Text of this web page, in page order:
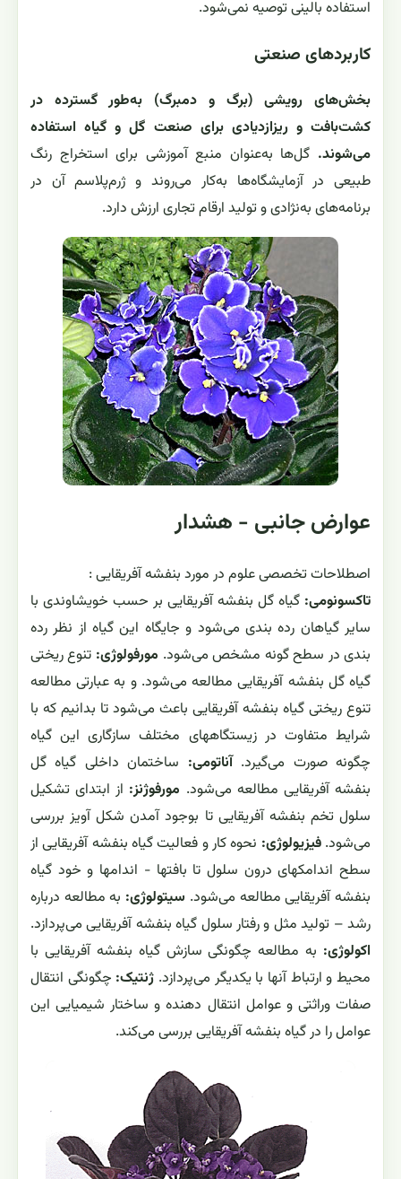
خواص و کاربردهای دارویی و صنعتی
کاربردهای دارویی و داروسازی
برای Saintpaulia ionantha کاربرد درمانی تأییدشده‌ای
گزارش نشده است.بااین‌حال، ترکیبات رنگیزه‌ای گل‌ها
(آنتوسیانین‌ها) در پژوهش‌ها برای سنجش ظرفیت
آنتی‌اکسیدانی و پتانسیل رنگ‌های طبیعی بررسی شده‌اند؛
استفاده بالینی توصیه نمی‌شود.
کاربردهای صنعتی
بخش‌های رویشی (برگ و دمبرگ) به‌طور گسترده در
کشت‌بافت و ریزازدیادی برای صنعت گل و گیاه استفاده
می‌شوند.گل‌ها به‌عنوان منبع آموزشی برای استخراج رنگ
طبیعی در آزمایشگاه‌ها به‌کار می‌روند و ژرم‌پلاسم آن در
برنامه‌های به‌نژادی و تولید ارقام تجاری ارزش دارد.
عوارض جانبی - هشدار
اصطلاحات تخصصی علوم در مورد بنفشه آفریقایی :
تاکسونومی:گیاه گل بنفشه آفریقایی بر حسب خویشاوندی با
سایر گیاهان رده بندی می‌شود و جایگاه این گیاه از نظر رده
بندی در سطح گونه مشخص می‌شود.مورفولوژی:
تنوع ریختی
گیاه گل بنفشه آفریقایی مطالعه می‌شود. و به عبارتی مطالعه
تنوع ریختی گیاه بنفشه آفریقایی باعث می‌شود تا بدانیم که با
شرایط متفاوت در زیستگاههای مختلف سازگاری این گیاه
چگونه صورت می‌گیرد.
آناتومی:
ساختمان داخلی گیاه گل
بنفشه آفریقایی مطالعه می‌شود.مورفوژنز:
سلول تخم بنفشه آفریقایی تا بوجود آمدن شکل آویز بررسی
نحوه کار و فعالیت گیاه بنفشه آفریقایی از
سطح اندامکهای درون سلول تا بافتها - اندامها و خود گیاه
بنفشه آفریقایی مطالعه می‌شود.سیتولوژی:به مطالعه درباره